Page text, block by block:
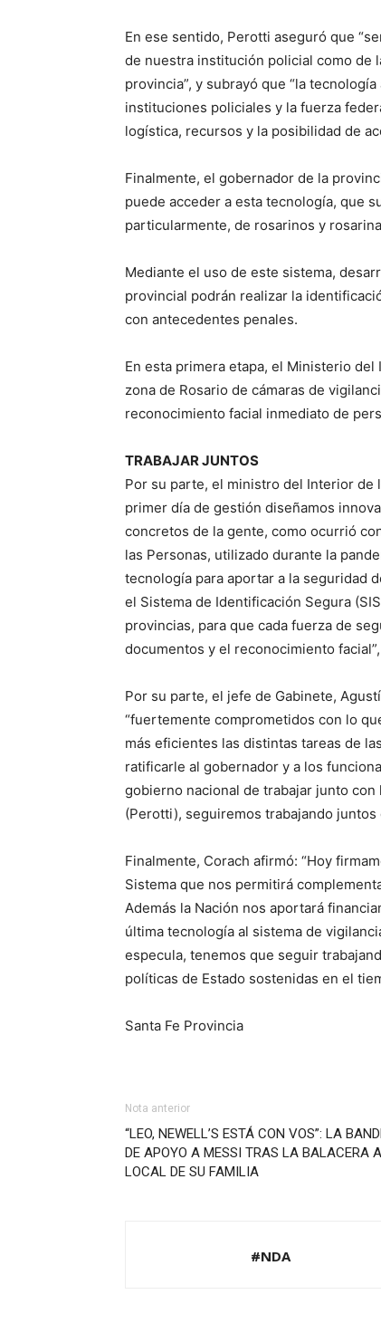
En ese sentido, Perotti aseguró que
de nuestra institución policial como de
provincia”, y subrayó que “la
instituciones policiales y la fuerza
logística, recursos y la posibilidad de
Finalmente, el gobernador de la
puede acceder a esta tecnología, que
particularmente, de rosarinos y
Mediante el uso de este sistema,
provincial podrán realizar la
con antecedentes penales.
En esta primera etapa, el Ministerio
zona de Rosario de cámaras de
reconocimiento facial inmediato de
TRABAJAR JUNTOS
Por su parte, el ministro del Interior de
primer día de gestión diseñamos
concretos de la gente, como ocurrió
las Personas, utilizado durante la
tecnología para aportar a la seguridad
el Sistema de Identificación Segura
provincias, para que cada fuerza de
documentos y el reconocimiento
Por su parte, el jefe de Gabinete,
“fuertemente comprometidos con lo
más eficientes las distintas tareas de
ratificarle al gobernador y a los
gobierno nacional de trabajar junto
(Perotti), seguiremos trabajando
Finalmente, Corach afirmó: “Hoy
Sistema que nos permitirá
Además la Nación nos aportará
última tecnología al sistema de
especula, tenemos que seguir
políticas de Estado sostenidas en el
Santa Fe Provincia
Nota anterior
“LEO, NEWELL’S ESTÁ CON VOS”: LA
DE APOYO A MESSI TRAS LA BALACERA
LOCAL DE SU FAMILIA
#NDA